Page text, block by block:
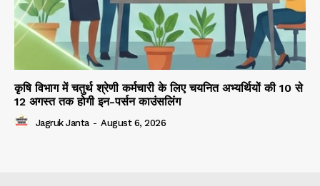
कृषि विभाग में चतुर्थ श्रेणी कर्मचारी के लिए चयनित अभ्यर्थियों की 10 से
12 अगस्त तक होगी इन-पर्सन काउंसलिंग
Jagruk Janta - August 6, 2026